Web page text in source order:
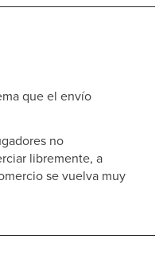
que el envío
no
libremente, a
se vuelva muy